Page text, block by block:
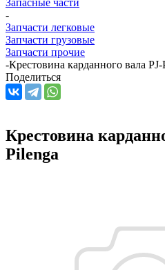
-
Запчасти легковые
Запчасти грузовые
Запчасти прочие
-Крестовина карданного вала PJ-
Поделиться
Крестовина
Pilenga